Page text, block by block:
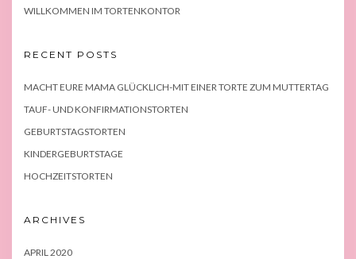
WILLKOMMEN IM TORTENKONTOR
RECENT POSTS
MACHT EURE MAMA GLÜCKLICH-MIT EINER TORTE ZUM MUTTERTAG
TAUF- UND KONFIRMATIONSTORTEN
GEBURTSTAGSTORTEN
KINDERGEBURTSTAGE
HOCHZEITSTORTEN
ARCHIVES
APRIL 2020